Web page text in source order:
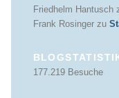
Friedhelm Hantusch
Frank Rosingerzu
177.219 Besuche